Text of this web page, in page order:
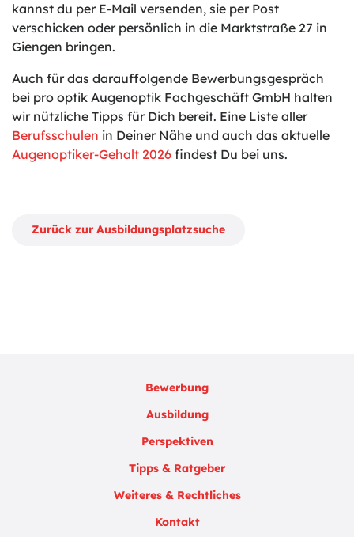
kannst du per E-Mail versenden, sie per Post
verschicken oder persönlich in die Marktstraße 27 in
Giengen bringen.
Auch für das darauffolgende Bewerbungsgespräch
bei pro optik Augenoptik Fachgeschäft GmbH halten
wir nützliche Tipps für Dich bereit. Eine Liste aller
Berufsschulen in Deiner Nähe und auch das aktuelle
Augenoptiker-Gehalt 2026 findest Du bei uns.
Zurück zur Ausbildungsplatzsuche
Bewerbung
Ausbildung
Perspektiven
Tipps & Ratgeber
Weiteres & Rechtliches
Kontakt